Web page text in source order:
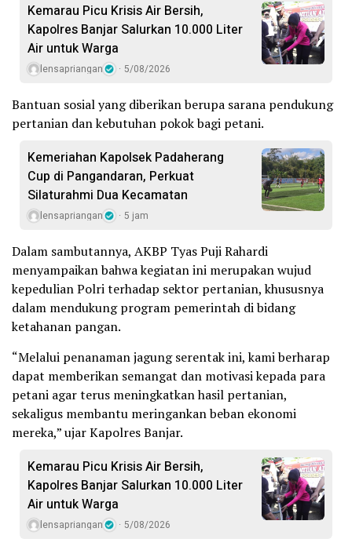
Kemarau Picu Krisis Air Bersih,
Kapolres Banjar Salurkan 10.000 Liter
Air untuk Warga
lensapriangan 5/08/2026
Bantuan sosial yang diberikan berupa sarana pendukung
pertanian dan kebutuhan pokok bagi petani.
Kemeriahan Kapolsek Padaherang
Cup di Pangandaran, Perkuat
Silaturahmi Dua Kecamatan
lensapriangan 5 jam
Dalam sambutannya, AKBP Tyas Puji Rahardi
menyampaikan bahwa kegiatan ini merupakan wujud
kepedulian Polri terhadap sektor pertanian, khususnya
dalam mendukung program pemerintah di bidang
ketahanan pangan.
“Melalui penanaman jagung serentak ini, kami berharap
dapat memberikan semangat dan motivasi kepada para
petani agar terus meningkatkan hasil pertanian,
sekaligus membantu meringankan beban ekonomi
mereka,” ujar Kapolres Banjar.
Kemarau Picu Krisis Air Bersih,
Kapolres Banjar Salurkan 10.000 Liter
Air untuk Warga
lensapriangan 5/08/2026